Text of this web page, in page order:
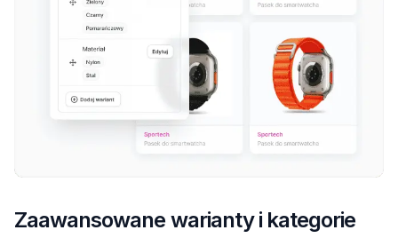
Zaawansowane warianty i kategorie